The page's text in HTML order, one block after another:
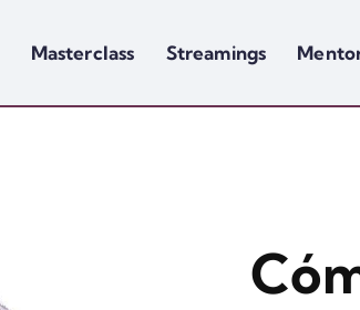
Masterclass Streamings